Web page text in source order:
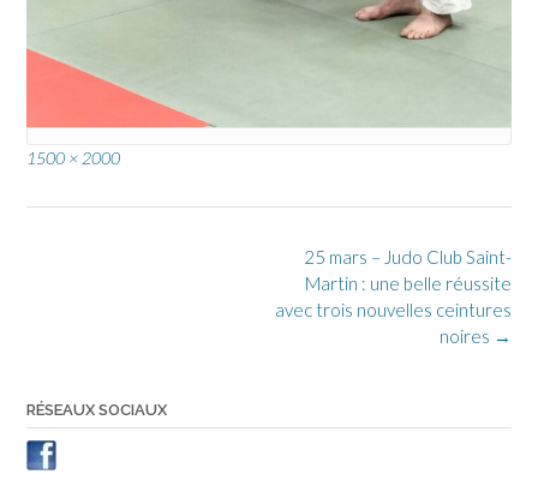
Full
1500 × 2000
25 mars – Judo Club Saint-
Martin : une belle réussite
avec trois nouvelles ceintures
noires →
RÉSEAUX SOCIAUX